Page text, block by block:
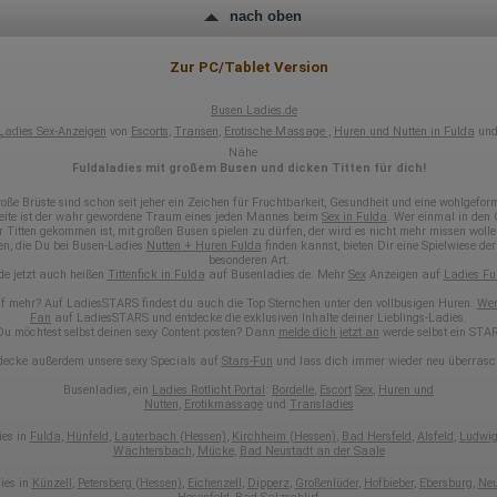
vorgeschrieben wird oder, soweit Dritte diese Daten im Auftrag von
Vertragsstaaten des Abkommens über den Europäischen
erhoben werden. Nur in Ausnahmefällen wird die volle IP-Adresse an
einen Server von Google in den USA übertragen und dort gekürzt. Die von
Browser des Nutzers übermittelte IP-Adresse wird nicht mit anderen
Daten von Google zusammengeführt.
Informationen zum Besucherverhalten sind folgende:
Herkunft (Land und Stadt)
Sprache
Gerät (PC, Tablet-PC oder Smartphone)
Browser und alle verwendeten Add-ons
Auflösung des Computers
Besucherquelle (Facebook, Suchmaschine oder verweisende
Webseite)
Welche Dateien wurden heruntergeladen?
Welche Videos angeschaut?
Wurden Werbebanner angeklickt?
oder hat er sie komplett verlassen?
Wie lange blieb der Besucher?
der Verarbeitung:
nach oben
Zur PC/Tablet Version
Busen Ladies.de
Ladies Sex-Anzeigen von Escorts, Transen, Erotische Massage , Huren und Nutten in Fulda
Nähe
Fuldaladies mit großem Busen und dicken Titten für dich!
Brüste sind schon seit jeher ein Zeichen für Fruchtbarkeit, Gesundheit und eine
ist der wahr gewordene Traum eines jeden Mannes beim Sex in Fulda. Wer einmal in den
Titten gekommen ist, mit großen Busen spielen zu dürfen, der wird es nicht mehr missen
die Du bei Busen-Ladies Nutten + Huren Fulda finden kannst, bieten Dir eine Spielwiese
besonderen Art.
jetzt auch heißen Tittenfick in Fulda auf Busenladies.de. Mehr SexAnzeigen auf Ladies
mehr? Auf LadiesSTARS findest du auch die Top Sternchen unter den vollbusigen Huren.
Fan auf LadiesSTARS und entdecke die exklusiven Inhalte deiner Lieblings-Ladies.
möchtest selbst deinen sexy Content posten? Dann melde dich jetzt an werde selbst ein
außerdem unsere sexy Specials auf Stars-Fun und lass dich immer wieder neu
Busenladies, ein Ladies Rotlicht Portal Bordelle, Escort Sex, Huren und
Nutten, Erotikmassageund Transladies
in Fulda, Hünfeld, Lauterbach (Hessen), Kirchheim (Hessen), Bad Hersfeld, Alsfeld,
Wächtersbach, Mücke, Bad Neustadt an der Saale
in Künzell, Petersberg (Hessen), Eichenzell, Dipperz, Großenlüder, Hofbieber, Ebersburg,